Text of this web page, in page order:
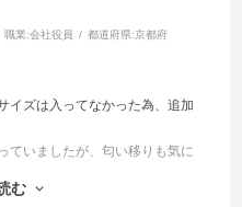
職業:会社役員 都道府県:京都府
イズは入ってなかった為、追加
ていましたが、匂い移りも気に
保管や作り置きに利用してます
む